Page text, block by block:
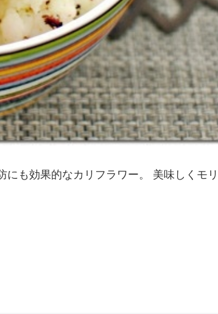
も効果的なカリフラワー。 美味しくモリ